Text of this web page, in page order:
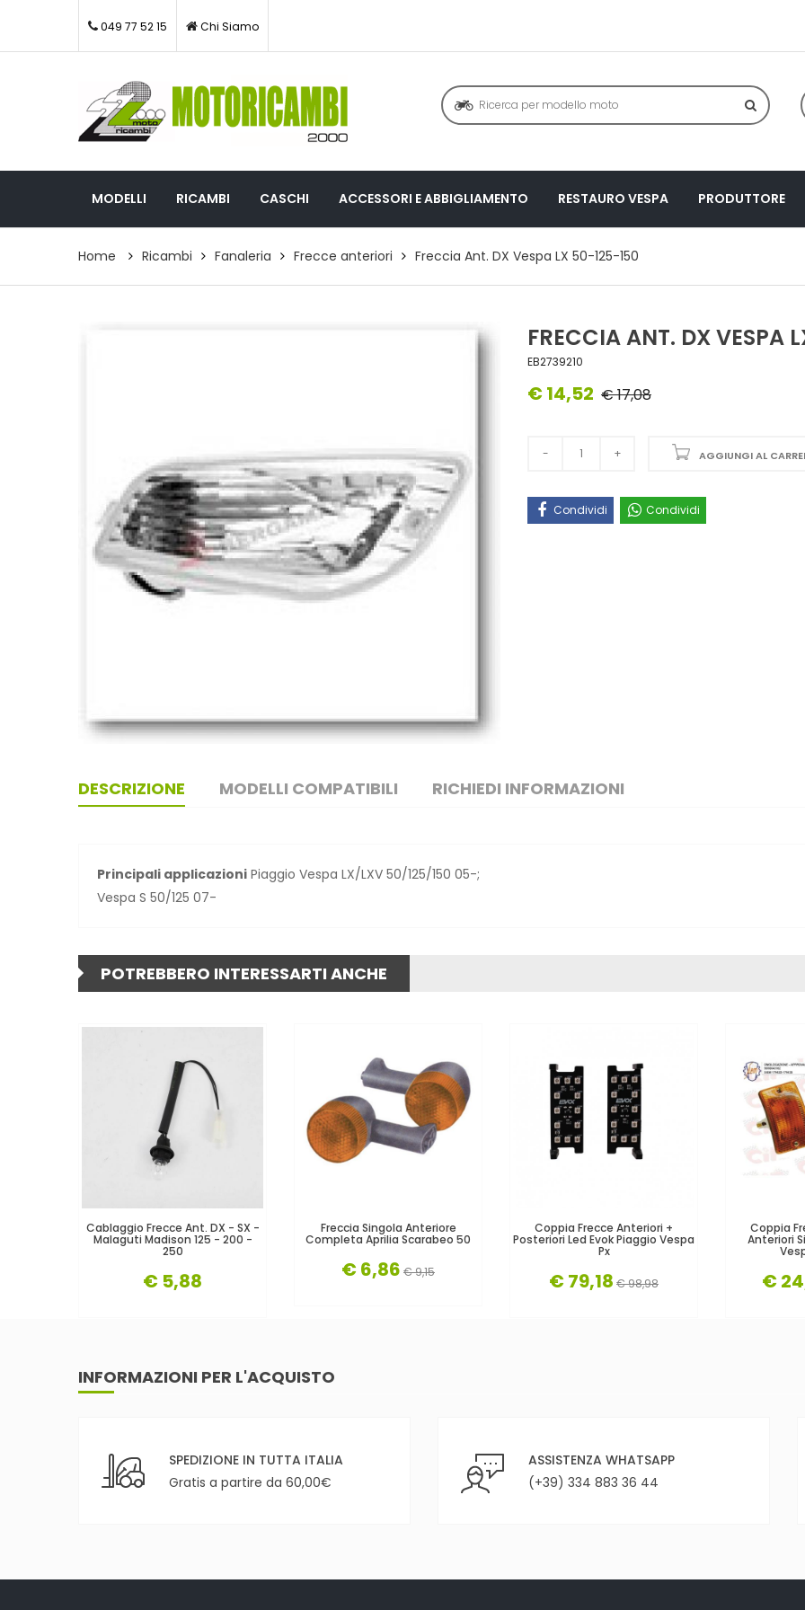
049 77 52 15 Chi Siamo
MODELLI RICAMBI CASCHI ACCESSORI E ABBIGLIAMENTO RESTAURO VESPA PRODUTTORE
Home Ricambi Fanaleria Frecce anteriori Freccia Ant. DX Vespa LX 50-125-150
FRECCIA ANT. DX VESPA
EB2739210
€ 14,52 € 17,08
AGGIUNGI AL
Condividi Condividi
DESCRIZIONE MODELLI COMPATIBILI RICHIEDI INFORMAZIONI
Principali applicazioni Piaggio Vespa LX/LXV 50/125/150 05-;
Vespa S 50/125 07-
POTREBBERO INTERESSARTI ANCHE
Cablaggio Frecce Ant. DX - SX -
Malaguti Madison 125 - 200 -
250
€ 5,88
Freccia Singola Anteriore
Completa Aprilia Scarabeo 50
€ 6,86 € 9,15
Coppia Frecce Anteriori +
Posteriori Led Evok Piaggio Vespa
Px
€ 79,18 € 98,98
Coppia
Anteriori
€
INFORMAZIONI PER L'ACQUISTO
SPEDIZIONE IN TUTTA ITALIA
Gratis a partire da 60,00€
ASSISTENZA WHATSAPP
(+39) 334 883 36 44